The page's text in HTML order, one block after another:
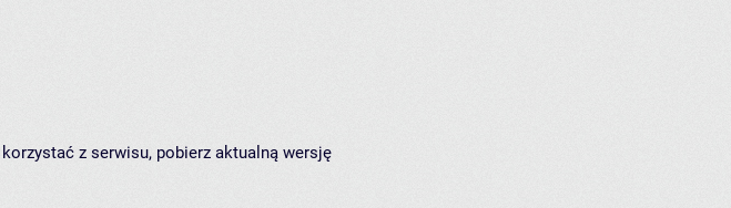
z serwisu, pobierz aktualną wersję